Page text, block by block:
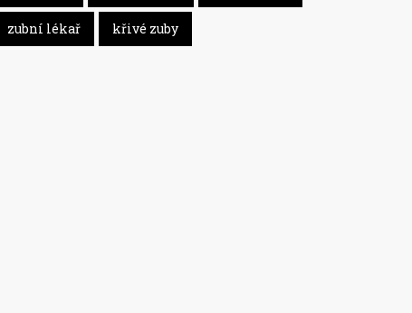
zubní lékař křivé zuby